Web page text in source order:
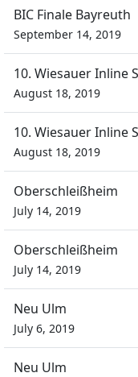
BIC Finale Bayreuth
September 14, 2019
10. Wiesauer Inline
August 18, 2019
10. Wiesauer Inline
August 18, 2019
Oberschleißheim
July 14, 2019
Oberschleißheim
July 14, 2019
Neu Ulm
July 6, 2019
Neu Ulm